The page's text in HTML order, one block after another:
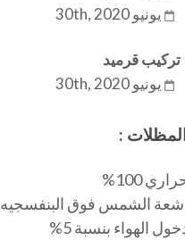
يونيو 30th, 2020
تركيب قرميد
يونيو 30th, 2020
:
100%
الشمس فوق البنفسجيه
الهواء بنسبة 5%